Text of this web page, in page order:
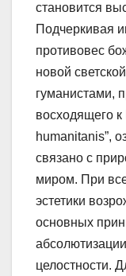
становится
Подчеркивая
противовес
новой
гуманистами,
восходящего
humanitanis”,
связано с
миром. При
эстетики
основных
целостности.